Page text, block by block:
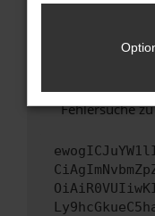
Wende dich
Wenn du alle
hast,
versuchen,
uns diesen
Fehlersuche